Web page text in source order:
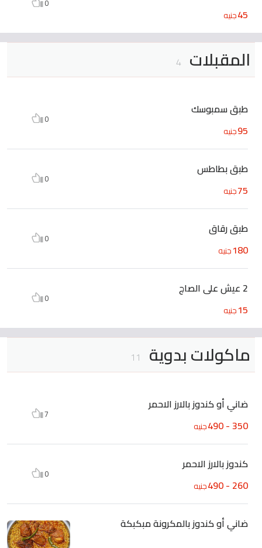
45جنيه
المقبلات 4
طبق سمبوسك
95جنيه
0
طبق بطاطس
75جنيه
0
طبق رقاق
180جنيه
0
2 عيش على الصاج
15جنيه
0
ماكولات بدوية 11
ضاني أو كندوز بالارز الاحمر
350 - 490
جنيه
7
كندوز بالارز الاحمر
260 - 490
جنيه
0
ضاني أو كندوز بالمكرونة مبكبكة